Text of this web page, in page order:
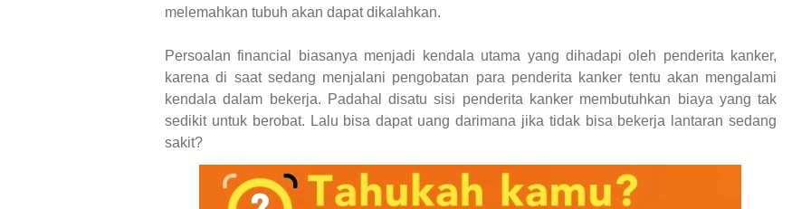
melemahkan tubuh akan dapat dikalahkan.
Persoalan financial biasanya menjadi kendala utama yang dihadapi oleh penderita kanker,
karena di saat sedang menjalani pengobatan para penderita kanker tentu akan mengalami
kendala dalam bekerja. Padahal disatu sisi penderita kanker membutuhkan biaya yang tak
sedikit untuk berobat. Lalu bisa dapat uang darimana jika tidak bisa bekerja lantaran sedang
sakit?